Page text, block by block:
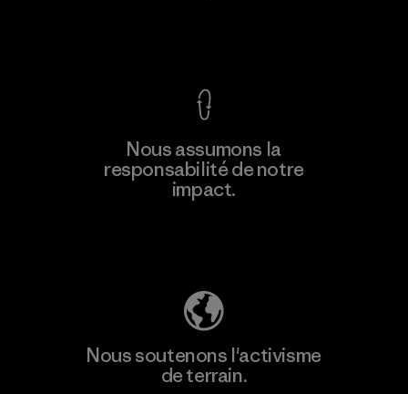
Nous assumons la
responsabilité de notre
impact.
Nous soutenons l'activisme
de terrain.